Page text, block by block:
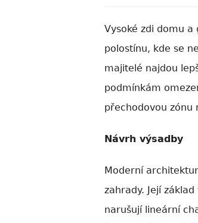
Vysoké zdi domu
polostínu, kde se
majitelé najdou
podmínkám
přechodovou zónu
Návrh výsadby
Moderní
zahrady. Její
narušují lineární